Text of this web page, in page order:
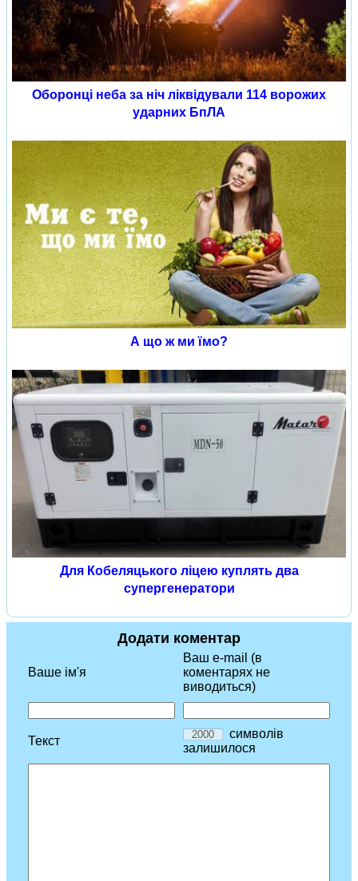
Оборонці неба за ніч ліквідували 114 ворожих
ударних БпЛА
А що ж ми їмо?
Для Кобеляцького ліцею куплять два
супергенератори
Додати коментар
Ваше ім'я
Ваш e-mail (в
коментарях не
виводиться)
Текст
символів
залишилося